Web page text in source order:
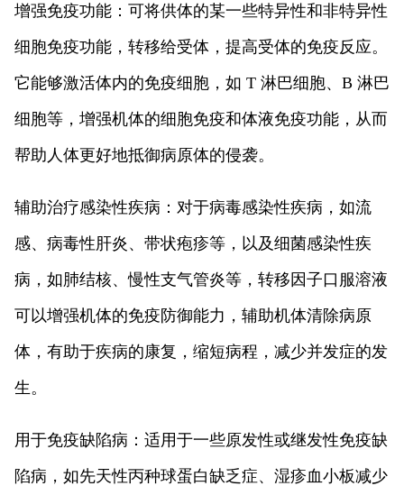
增强免疫功能：可将供体的某一些特异性和非特异性
细胞免疫功能，转移给受体，提高受体的免疫反应。
它能够激活体内的免疫细胞，如 T 淋巴细胞、B 淋巴
细胞等，增强机体的细胞免疫和体液免疫功能，从而
帮助人体更好地抵御病原体的侵袭。
辅助治疗感染性疾病：对于病毒感染性疾病，如流
感、病毒性肝炎、带状疱疹等，以及细菌感染性疾
病，如肺结核、慢性支气管炎等，转移因子口服溶液
可以增强机体的免疫防御能力，辅助机体清除病原
体，有助于疾病的康复，缩短病程，减少并发症的发
生。
用于免疫缺陷病：适用于一些原发性或继发性免疫缺
陷病，如先天性丙种球蛋白缺乏症、湿疹血小板减少